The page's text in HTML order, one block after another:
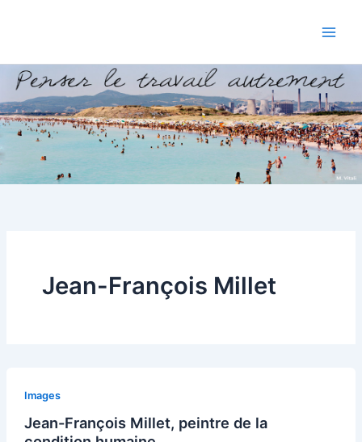
Jean-François Millet
Images
Jean-François Millet, peintre de la